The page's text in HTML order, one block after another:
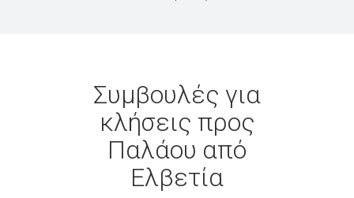
Συμβουλές για
κλήσεις προς
Παλάου από
Ελβετία